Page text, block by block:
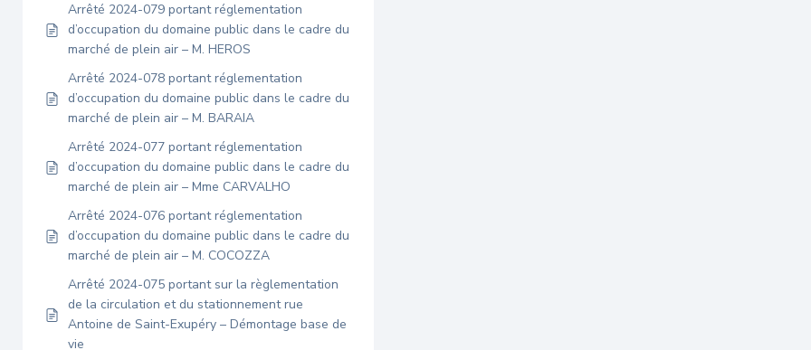
Arrêté 2024-079 portant réglementation
d’occupation du domaine public dans le cadre du
marché de plein air – M. HEROS
Arrêté 2024-078 portant réglementation
d’occupation du domaine public dans le cadre du
marché de plein air – M. BARAIA
Arrêté 2024-077 portant réglementation
d’occupation du domaine public dans le cadre du
marché de plein air – Mme CARVALHO
Arrêté 2024-076 portant réglementation
d’occupation du domaine public dans le cadre du
marché de plein air – M. COCOZZA
Arrêté 2024-075 portant sur la règlementation
de la circulation et du stationnement rue
Antoine de Saint-Exupéry – Démontage base de
vie